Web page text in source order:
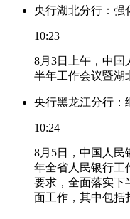
央行湖北分行：强
10:23
8月3日上午，中国
半年工作会议暨湖
央行黑龙江分行：
10:24
8月5日，中国人民
年全省人民银行工
要求，全面落实下
面工作，其中包括